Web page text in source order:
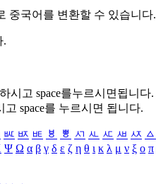
중국어를 변환할 수 있습니다.
.
시고 space를누르시면됩니다.
고 space를 누르시면 됩니다.
ㅵ ㅶ ㅷ ㅸ ㅹ ㅺ ㅻ ㅼ ㅽ ㅾ ㅿ
Ψ Ω α β γ δ ε ζ η θ ι κ λ μ ν ξ ο π